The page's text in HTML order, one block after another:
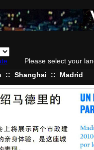
Please select your
:: Shanghai :: Madrid